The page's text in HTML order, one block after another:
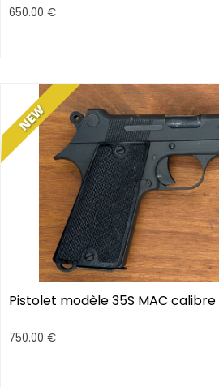
650.00 €
Pistolet modèle 35S MAC
750.00 €